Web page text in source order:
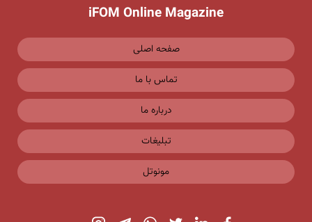
iFOM Online Magazine
صفحه اصلی
تماس با ما
درباره ما
تبلیغات
مونوتل